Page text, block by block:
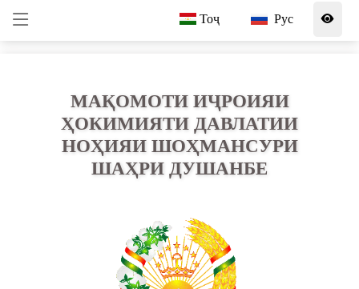
Тоҷ Рус
МАҚОМОТИ ИҶРОИЯИ
ҲОКИМИЯТИ ДАВЛАТИИ
НОҲИЯИ ШОҲМАНСУРИ
ШАҲРИ ДУШАНБЕ